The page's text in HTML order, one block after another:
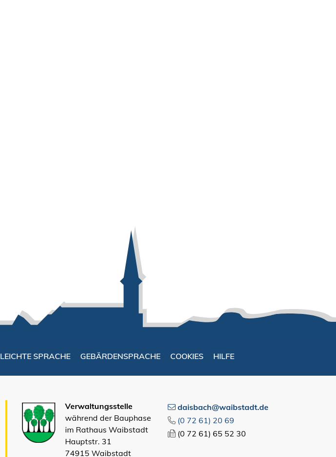
LEICHTE SPRACHE GEBÄRDENSPRACHE COOKIES HILFE
Verwaltungsstelle
während der Bauphase
im Rathaus Waibstadt
Hauptstr. 31
74915 Waibstadt
daisbach@waibstadt.de
(0 72 61) 20 69
(0 72 61) 65 52 30